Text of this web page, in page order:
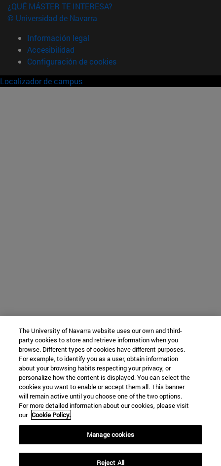
¿QUÉ MÁSTER TE INTERESA?
© Universidad de Navarra
Información legal
Accesibilidad
Configuración de cookies
Localizador de campus
The University of Navarra website uses our own and third-
party cookies to store and retrieve information when you
browse. Different types of cookies have different purposes.
For example, to identify you as a user, obtain information
about your browsing habits respecting your privacy, or
personalize how the content is displayed. You can select the
cookies you want to enable or accept them all. This banner
will remain active until you choose one of the two options.
For more detailed information about our cookies, please visit
our Cookie Policy.
Manage cookies
Reject All